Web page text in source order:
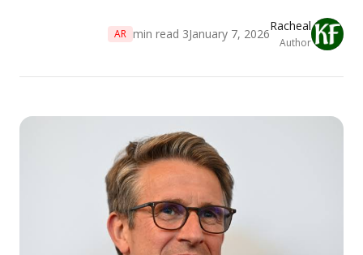
Racheal
Author
January 7, 2026
3
AR